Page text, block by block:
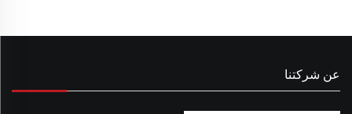
عن شركتنا